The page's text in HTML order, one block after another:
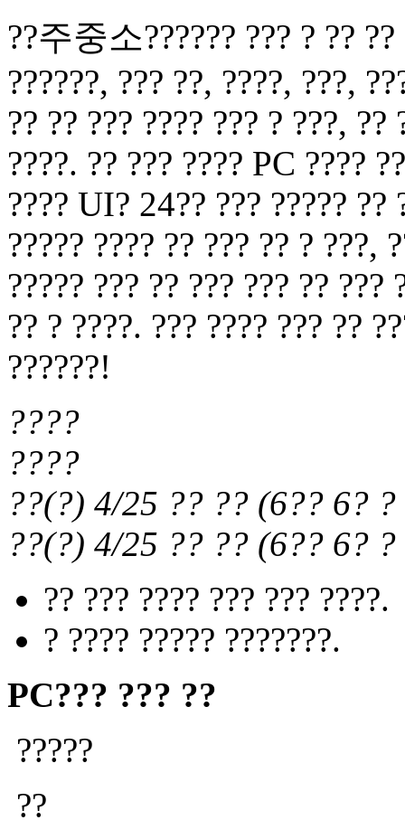
??주중소?????? ??? ? ?? ??
??????, ??? ??, ????, ???,
?? ?? ??? ???? ??? ? ???, ??
????. ?? ??? ???? PC ????
???? UI? 24?? ??? ????? ??
????? ???? ?? ??? ?? ? ???,
????? ??? ?? ??? ??? ??
?? ? ????. ??? ???? ??? ??
??????!
????
????
??(?) 4/25 ?? ?? (6?? 6?
??(?) 4/25 ?? ?? (6?? 6?
?? ??? ???? ??? ??? ????.
? ???? ????? ???????.
PC??? ??? ??
?????
??